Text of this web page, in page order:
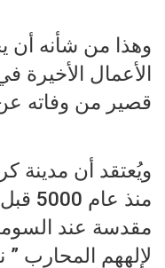
وهذا من شأنه أن
الأعمال الأخيرة
قصير من وفاته عن عمر
ويُعتقد أن مدينة
منذ
مقدسة عند
لإلههم المحارب ”